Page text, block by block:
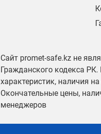
Сайт promet-safe.kz не
Гражданского кодекса
характеристик, наличия
Окончательные цены,
менеджеров